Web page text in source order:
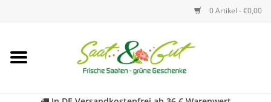
0 Artikel - €0,00
Startseite